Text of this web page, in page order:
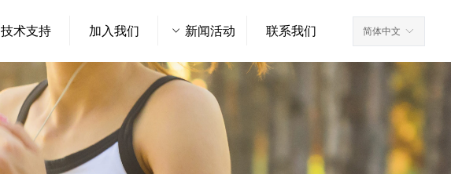
技术支持 加入我们 ꀁ 新闻活动 联系我们 ꀅ
简体中文